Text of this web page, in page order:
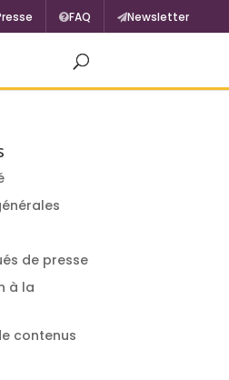
FAQ Newsletter
de presse
à la
contenus